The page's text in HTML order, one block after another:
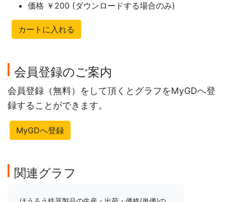
価格 ￥200 (ダウンロードする場合のみ)
カートに入れる
会員登録のご案内
会員登録（無料）をして頂くとグラフをMyGDへ登
録することができます。
MyGDへ登録
関連グラフ